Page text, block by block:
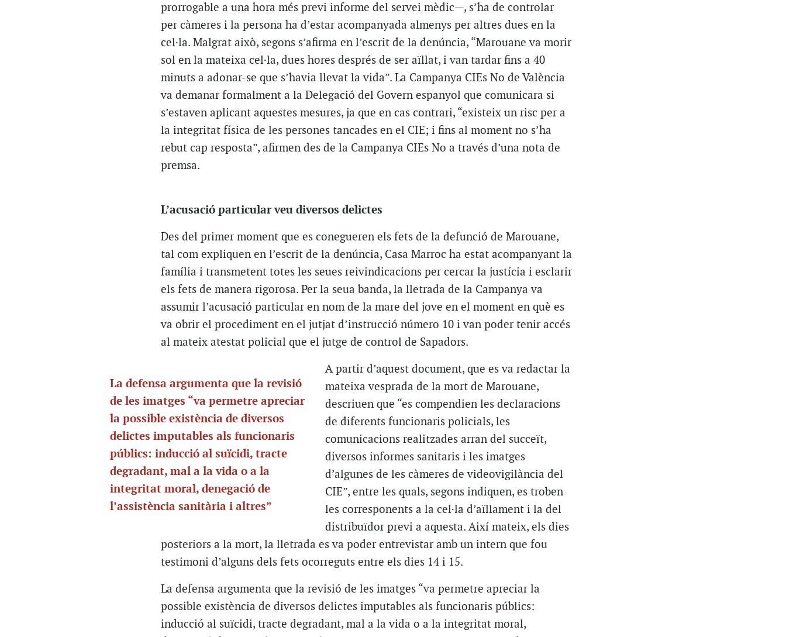
prorrogable a una hora més previ informe del servei mèdic—, s’ha de controlar
per càmeres i la persona ha d’estar acompanyada almenys per altres dues en la
cel·la. Malgrat això, segons s’afirma en l’escrit de la denúncia, “Marouane va morir
sol en la mateixa cel·la, dues hores després de ser aïllat, i van tardar fins a 40
minuts a adonar-se que s’havia llevat la vida”. La Campanya CIEs No de València
va demanar formalment a la Delegació del Govern espanyol que comunicara si
s’estaven aplicant aquestes mesures, ja que en cas contrari, “existeix un risc per a
la integritat física de les persones tancades en el CIE; i fins al moment no s’ha
rebut cap resposta”, afirmen des de la Campanya CIEs No a través d’una nota de
premsa.
L’acusació particular veu diversos delictes
Des del primer moment que es conegueren els fets de la defunció de Marouane,
tal com expliquen en l’escrit de la denúncia, Casa Marroc ha estat acompanyant la
família i transmetent totes les seues reivindicacions per cercar la justícia i esclarir
els fets de manera rigorosa. Per la seua banda, la lletrada de la Campanya va
assumir l’acusació particular en nom de la mare del jove en el moment en què es
va obrir el procediment en el jutjat d’instrucció número 10 i van poder tenir accés
al mateix atestat policial que el jutge de control de Sapadors.
La defensa argumenta que la revisió
de les imatges “va permetre apreciar
la possible existència de diversos
delictes imputables als funcionaris
públics: inducció al suïcidi, tracte
degradant, mal a la vida o a la
integritat moral, denegació de
l’assistència sanitària i altres”
A partir d’aquest document, que es va redactar la
mateixa vesprada de la mort de Marouane,
descriuen que “es compendien les declaracions
de diferents funcionaris policials, les
comunicacions realitzades arran del succeït,
diversos informes sanitaris i les imatges
d’algunes de les càmeres de videovigilància del
CIE”, entre les quals, segons indiquen, es troben
les corresponents a la cel·la d’aïllament i la del
distribuïdor previ a aquesta. Així mateix, els dies
posteriors a la mort, la lletrada es va poder entrevistar amb un intern que fou
testimoni d’alguns dels fets ocorreguts entre els dies 14 i 15.
La defensa argumenta que la revisió de les imatges “va permetre apreciar la
possible existència de diversos delictes imputables als funcionaris públics:
inducció al suïcidi, tracte degradant, mal a la vida o a la integritat moral,